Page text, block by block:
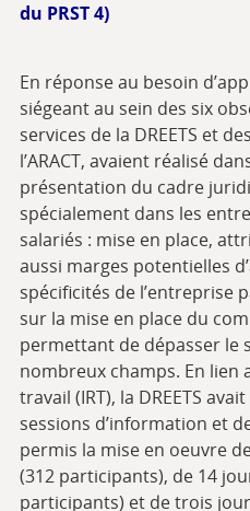
du PRST 4)
En réponse au besoin
siégeant au sein des six
services de la DREETS et
l’ARACT, avaient réalisé
présentation du cadre
spécialement dans les
salariés : mise en place,
aussi marges potentielles
spécificités de l’entreprise
sur la mise en place du
permettant de dépasser le
nombreux champs. En lien
travail (IRT), la DREETS
sessions d’information et
permis la mise en oeuvre
(312 participants), de 14
participants) et de trois